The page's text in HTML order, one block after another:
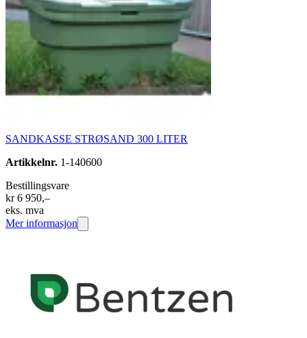
SANDKASSE STRØSAND 300 LITER
Artikkelnr. 1-140600
Bestillingsvare
kr 6 950,–
eks. mva
Mer informasjon